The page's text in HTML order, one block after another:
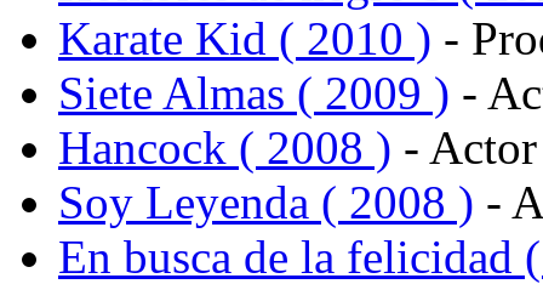
Karate Kid ( 2010 ) -
Siete Almas ( 2009 ) -
Hancock ( 2008 ) -
Soy Leyenda ( 2008 ) -
En busca de la felicidad